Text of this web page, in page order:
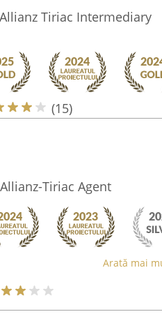
Tiriac Intermediary
(15)
Tiriac Agent
Arată mai